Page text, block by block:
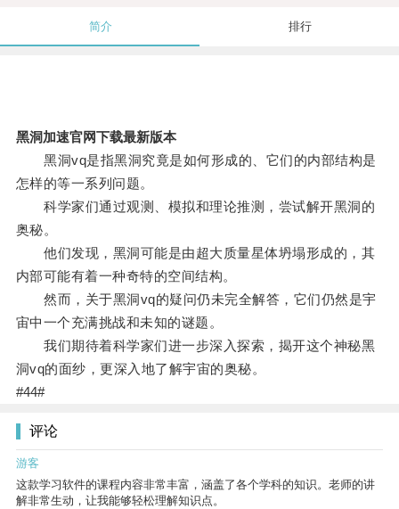
简介 排行
黑洞加速官网下载最新版本
黑洞vq是指黑洞究竟是如何形成的、它们的内部结构是
怎样的等一系列问题。
科学家们通过观测、模拟和理论推测，尝试解开黑洞的
奥秘。
他们发现，黑洞可能是由超大质量星体坍塌形成的，其
内部可能有着一种奇特的空间结构。
然而，关于黑洞vq的疑问仍未完全解答，它们仍然是宇
宙中一个充满挑战和未知的谜题。
我们期待着科学家们进一步深入探索，揭开这个神秘黑
洞vq的面纱，更深入地了解宇宙的奥秘。
#44#
评论
游客
这款学习软件的课程内容非常丰富，涵盖了各个学科的知识。老师的讲
解非常生动，让我能够轻松理解知识点。